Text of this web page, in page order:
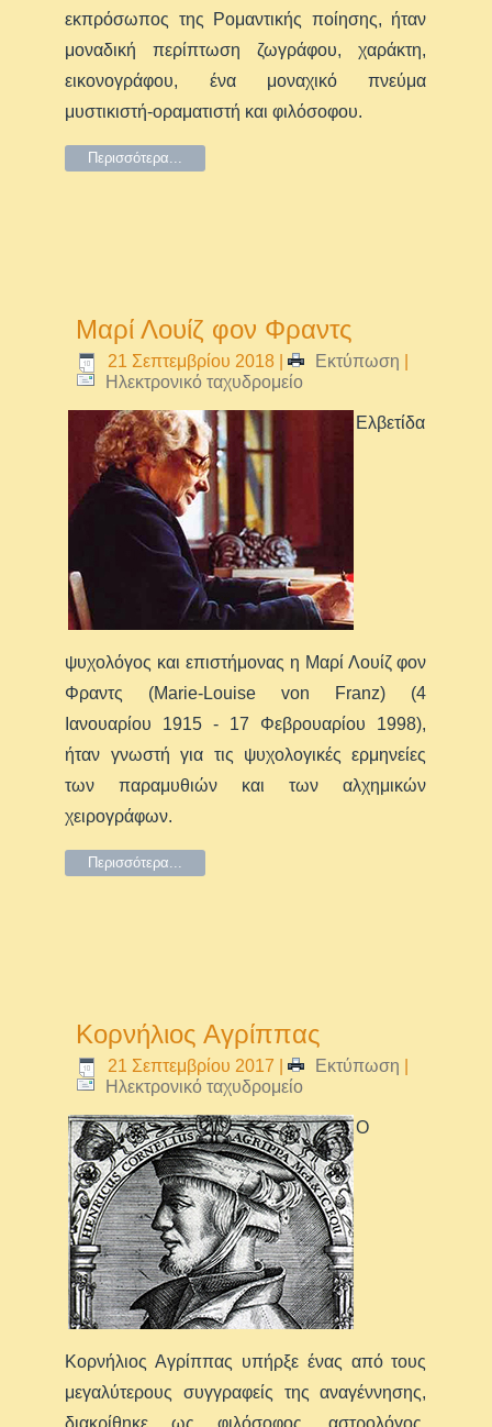
εκπρόσωπος της Ρομαντικής ποίησης, ήταν
μοναδική περίπτωση ζωγράφου, χαράκτη,
εικονογράφου, ένα μοναχικό πνεύμα
μυστικιστή-οραματιστή και φιλόσοφου.
Περισσότερα...
Μαρί Λουίζ φον Φραντς
21 Σεπτεμβρίου 2018 | Εκτύπωση
Ηλεκτρονικό ταχυδρομείο
Ελβετίδα
ψυχολόγος και επιστήμονας η Μαρί Λουίζ φον
Φραντς (Marie-Louise von Franz) (4
Ιανουαρίου 1915 - 17 Φεβρουαρίου 1998),
ήταν γνωστή για τις ψυχολογικές ερμηνείες
των παραμυθιών και των αλχημικών
χειρογράφων.
Περισσότερα...
Κορνήλιος Αγρίππας
21 Σεπτεμβρίου 2017 | Εκτύπωση
Ηλεκτρονικό ταχυδρομείο
Ο
Κορνήλιος Αγρίππας υπήρξε ένας από τους
μεγαλύτερους συγγραφείς της αναγέννησης,